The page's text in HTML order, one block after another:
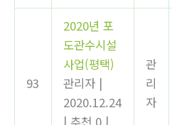
93
2020년 포
도관수시설
사업(평택)
관리자 |
2020.12.24
관
리
자